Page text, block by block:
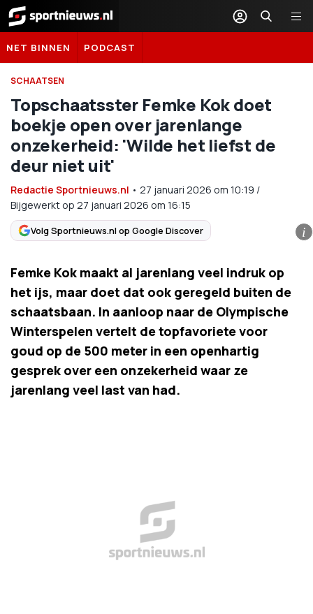
Sportnieuws.nl
NET BINNEN PODCAST
SCHAATSEN
Topschaatsster Femke Kok doet
boekje open over jarenlange
onzekerheid: 'Wilde het liefst de
deur niet uit'
Redactie Sportnieuws.nl • 27 januari 2026 om 10:19 /
Bijgewerkt op 27 januari 2026 om 16:15
Volg Sportnieuws.nl op Google Discover i
Femke Kok maakt al jarenlang veel indruk op
het ijs, maar doet dat ook geregeld buiten de
schaatsbaan. In aanloop naar de Olympische
Winterspelen vertelt de topfavoriete voor
goud op de 500 meter in een openhartig
gesprek over een onzekerheid waar ze
jarenlang veel last van had.